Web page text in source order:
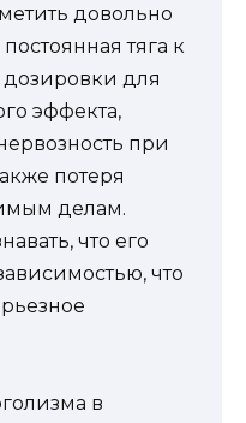
довольно
тяга к
для
эффекта,
при
потеря
делам.
что его
что
в